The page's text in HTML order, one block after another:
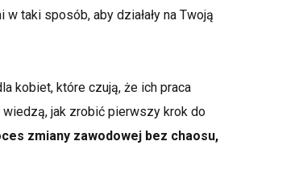
taki sposób, aby działały na Twoją
kobiet, które czują, że ich praca
jak zrobić pierwszy krok do
zmiany zawodowej bez chaosu,